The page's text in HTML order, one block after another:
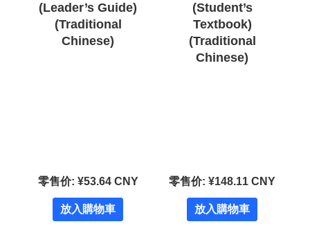
(Leader’s Guide)
(Traditional
Chinese)
零售价: ¥53.64 CNY
放入購物車
(Student’s
Textbook)
(Traditional
Chinese)
零售价: ¥148.11 CNY
放入購物車